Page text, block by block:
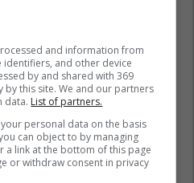
and information from
identifiers, and other device
by and shared with 369
by this site. We and our partners
data. List of partners.
personal data on the basis
can object to by managing
link at the bottom of this page
or withdraw consent in privacy